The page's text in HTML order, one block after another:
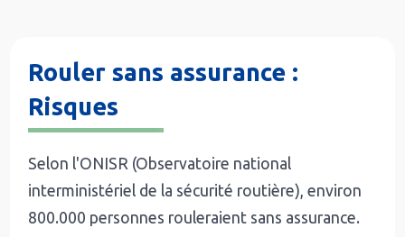
Rouler sans assurance :
Risques
Selon l'ONISR (Observatoire national
interministériel de la sécurité routière), environ
800.000 personnes rouleraient sans assurance.